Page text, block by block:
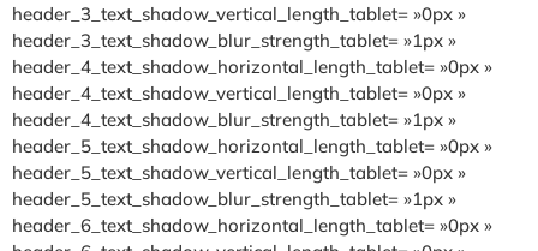
header_3_text_shadow_vertical_length_tablet= »0px »
header_3_text_shadow_blur_strength_tablet= »1px »
header_4_text_shadow_horizontal_length_tablet= »0px »
header_4_text_shadow_vertical_length_tablet= »0px »
header_4_text_shadow_blur_strength_tablet= »1px »
header_5_text_shadow_horizontal_length_tablet= »0px »
header_5_text_shadow_vertical_length_tablet= »0px »
header_5_text_shadow_blur_strength_tablet= »1px »
header_6_text_shadow_horizontal_length_tablet= »0px »